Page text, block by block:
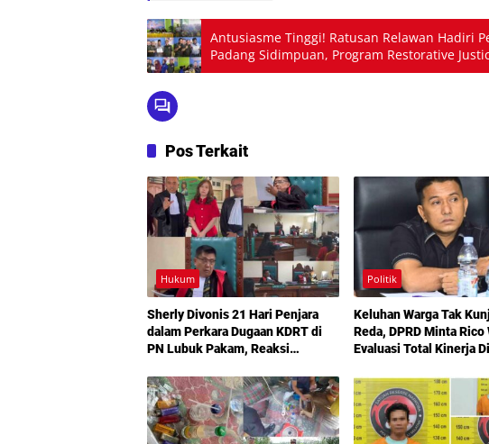
Antusiasme Tinggi! Ratusan Relawan Hadiri
Padang Sidimpuan, Program Restorative
Pos Terkait
Hukum
Sherly Divonis 21 Hari Penjara
dalam Perkara Dugaan KDRT di
PN Lubuk Pakam, Reaksi
Jadi Sorotan
Politik
Keluhan Warga Tak
Reda, DPRD Minta Rico
Evaluasi Total Kinerja